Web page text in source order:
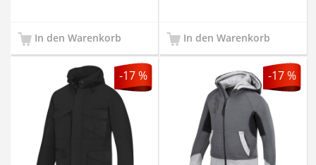
In den Warenkorb In den Warenkorb
-17 % -17 %